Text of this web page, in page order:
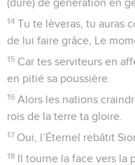
(dure) de génération en
14 Tu te lèveras, tu auras
de lui faire grâce, Le
15 Car tes serviteurs en
en pitié sa poussière.
16 Alors les nations
rois de la terre ta gloire.
17 Oui, l’Éternel rebâtit
18 Il tourne la face vers la